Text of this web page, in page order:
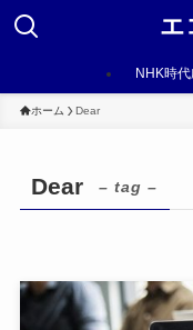
エ
NHK時
ホーム Dear
Dear – tag –